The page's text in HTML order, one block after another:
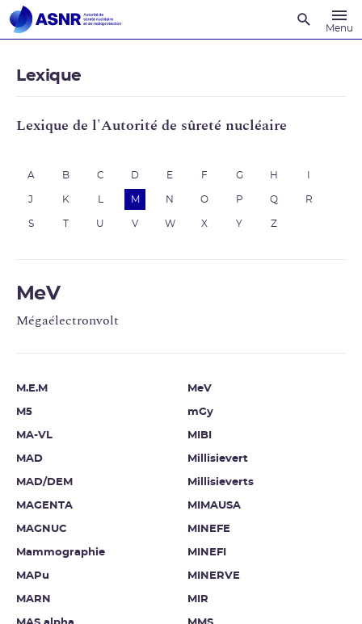
Menu
Lexique
Lexique de l'Autorité de sûreté nucléaire
A B C D E F G H
J K M N O P Q R
S U V W X Y Z
MeV
Mégaélectronvolt
M.E.M
M5
MA-VL
MAD
MAD/DEM
MAGENTA
MAGNUC
Mammographie
MAPu
MARN
MeV
mGy
MIBI
Millisievert
Millisieverts
MIMAUSA
MINEFE
MINEFI
MINERVE
MIR